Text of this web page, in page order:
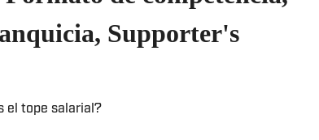
Supporter's
el tope salarial?